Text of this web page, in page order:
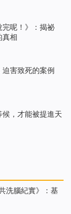
呢！》：揭祕
真相
害致死的案例
，才能被提進天
洗腦紀實》：基